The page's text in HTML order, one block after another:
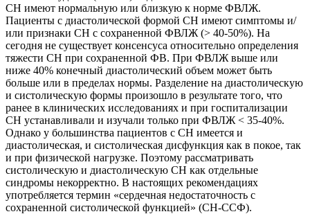
СН имеют нормальную или близкую к норме ФВЛЖ.
Пациенты с диастолической формой СН имеют симптомы и/
или признаки СН с сохраненной ФВЛЖ (> 40-50%). На
сегодня не существует консенсуса относительно определения
тяжести СН при сохраненной ФВ. При ФВЛЖ выше или
ниже 40% конечный диастолический объем может быть
больше или в пределах нормы. Разделение на диастолическую
и систолическую формы произошло в результате того, что
ранее в клинических исследованиях и при госпитализации
СН устанавливали и изучали только при ФВЛЖ < 35-40%.
Однако у большинства пациентов с СН имеется и
диастолическая, и систолическая дисфункция как в покое, так
и при физической нагрузке. Поэтому рассматривать
систолическую и диастолическую СН как отдельные
синдромы некорректно. В настоящих рекомендациях
употребляется термин «сердечная недостаточность с
сохраненной систолической функцией» (СН-ССФ).